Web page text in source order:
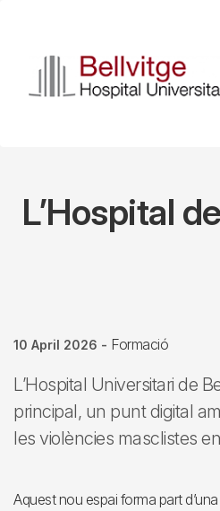
content
L’Hospital
10 April 2026 - Formació
L’Hospital Universitari de
principal, un punt digital
les violències masclistes
Aquest nou espai forma part